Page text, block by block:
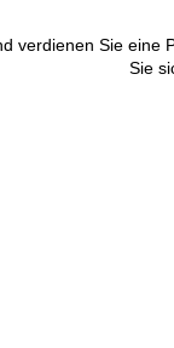
verdienen Sie
Sie